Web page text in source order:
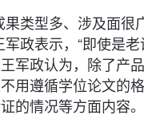
果类型多、涉及面
军政表示，“即使是
军政认为，除了产
用遵循学位论文的
的情况等方面内容